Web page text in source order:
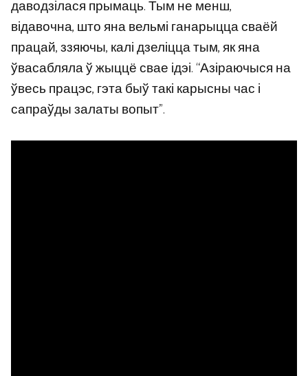
даводзілася прымаць. Тым не менш,
відавочна, што яна вельмі ганарыцца сваёй
працай, ззяючы, калі дзеліцца тым, як яна
ўвасабляла ў жыццё свае ідэі. “Азіраючыся на
ўвесь працэс, гэта быў такі карысны час і
сапраўды залаты вопыт”.